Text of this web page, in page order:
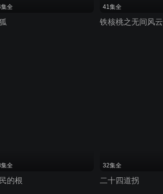
全 41集全
铁核桃之无间风云
全
的根
32集全
二十四道拐